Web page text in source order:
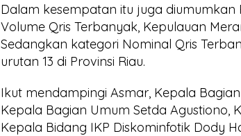
Dalam kesempatan itu juga diumumkan
Volume Qris Terbanyak, Kepulauan
Sedangkan kategori Nominal Qris
urutan 13 di Provinsi Riau.
Ikut mendampingi Asmar, Kepala
Kepala Bagian Umum Setda Agustiono,
Kepala Bidang IKP Diskominfotik Dody